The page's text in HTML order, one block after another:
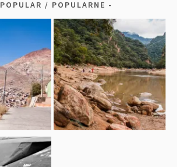
POPULAR / POPULARNE